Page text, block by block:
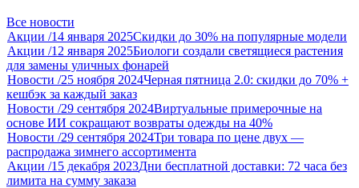
Все новости
Акции /14 января 2025Скидки до 30% на популярные модели
Акции /12 января 2025Биологи создали светящиеся растения
для замены уличных фонарей
Новости /25 ноября 2024Черная пятница 2.0: скидки до 70% +
кешбэк за каждый заказ
Новости /29 сентября 2024Виртуальные примерочные на
основе ИИ сокращают возвраты одежды на 40%
Новости /29 сентября 2024Три товара по цене двух —
распродажа зимнего ассортимента
Акции /15 декабря 2023Дни бесплатной доставки: 72 часа без
лимита на сумму заказа